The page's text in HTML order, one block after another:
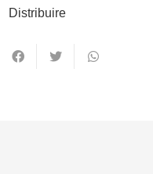
Distribuire